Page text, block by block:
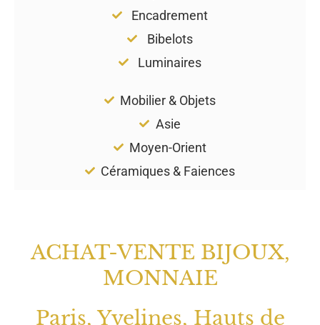
Encadrement
Bibelots
Luminaires
Mobilier & Objets
Asie
Moyen-Orient
Céramiques & Faiences
ACHAT-VENTE BIJOUX,
MONNAIE
Paris, Yvelines, Hauts de